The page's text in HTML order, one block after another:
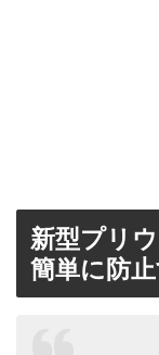
新型プリ
簡単に防